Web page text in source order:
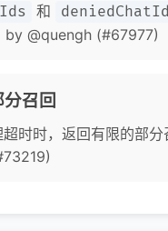
和
by @quengh (#67977)
召回
时时，返回有限的部